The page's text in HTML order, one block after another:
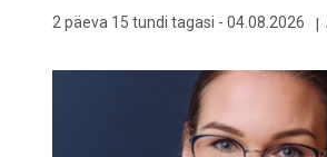
2 päeva 15 tundi tagasi - 04.08.2026